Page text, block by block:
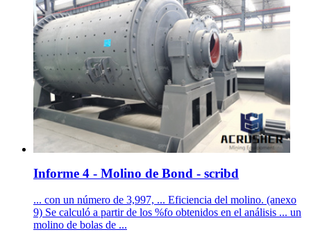
Informe 4 - Molino de Bond - scribd
... con un número de 3,997, ... Eficiencia del molino. (anexo
9) Se calculó a partir de los %fo obtenidos en el análisis ... un
molino de bolas de ...